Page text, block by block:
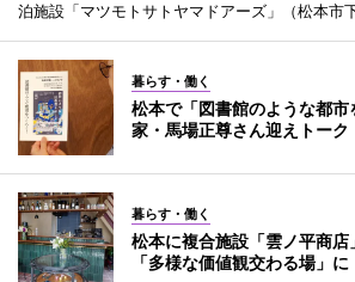
泊施設「マツモトサトヤマドアーズ」（松本市
暮らす・働く
松本で「図書館のような都
家・馬場正尊さん迎えトーク
暮らす・働く
松本に複合施設「雲ノ平商
「多様な価値観交わる場」に